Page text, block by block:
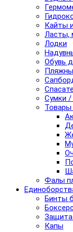
Кайты
Ласты,
Лодки
Обувь
Сумки
Товары
Фалы
Бинты
Защита
Капы